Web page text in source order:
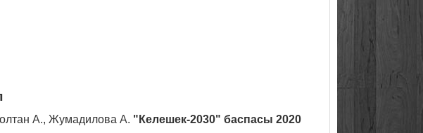
А., Жумадилова А. "Келешек-2030" баспасы 2020